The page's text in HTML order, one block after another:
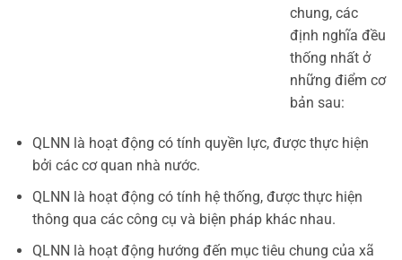
chung, các
định nghĩa đều
thống nhất ở
những điểm cơ
bản sau:
QLNN là hoạt động có tính quyền lực, được thực hiện
bởi các cơ quan nhà nước.
QLNN là hoạt động có tính hệ thống, được thực hiện
thông qua các công cụ và biện pháp khác nhau.
QLNN là hoạt động hướng đến mục tiêu chung của xã